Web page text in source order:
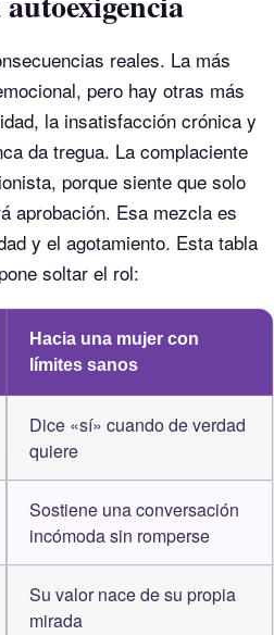
reales. La más
pero hay otras más
la insatisfacción crónica y
da tregua. La complaciente
porque siente que solo
aprobación. Esa mezcla es
y el agotamiento. Esta tabla
soltar el rol:
Hacia una mujer con
límites sanos
Dice «sí» cuando de verdad
quiere
Sostiene una conversación
incómoda sin romperse
Su valor nace de su propia
mirada